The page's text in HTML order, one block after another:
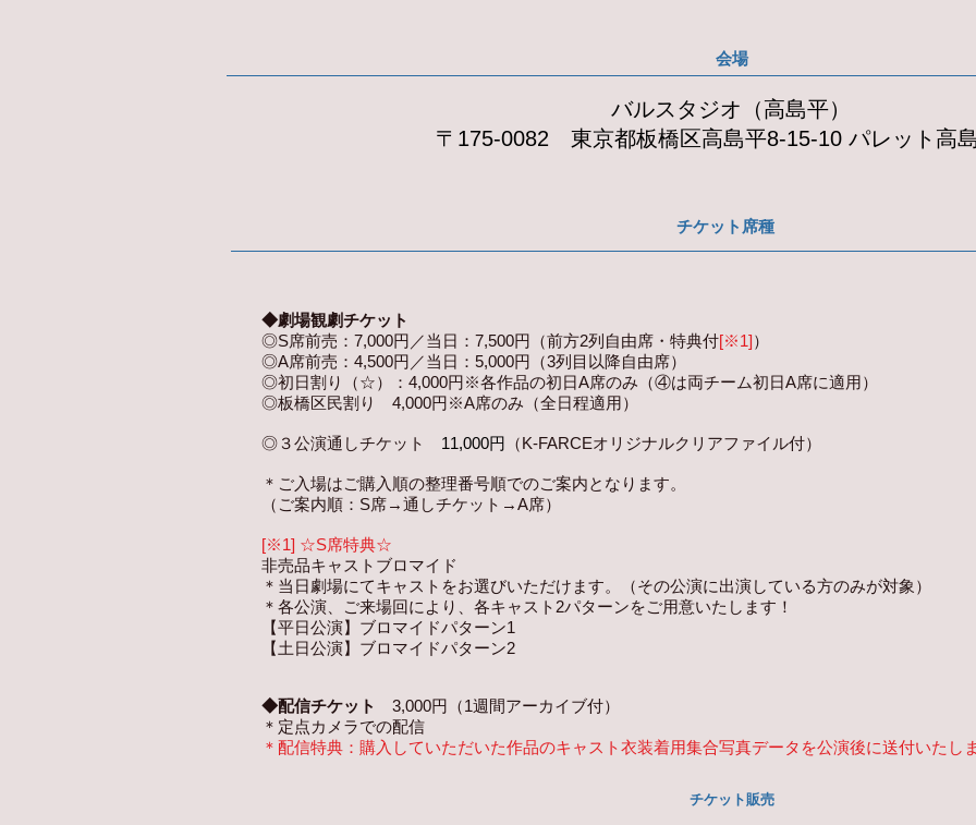
会場
バルスタジオ（高島平）
〒175-0082 東京都板橋区高島平8-15-10 パレット高
チケット席種
◆劇場観劇チケット
◎S席前売：7,000円／当日：7,500円（前方2列自由席・特典付[※1]）
◎A席前売：4,500円／当日：5,000円（3列目以降自由席）
◎初日割り（☆）：4,000円※各作品の初日A席のみ（④は両チーム初日A席に適用）
◎板橋区民割り 4,000円※A席のみ（全日程適用）
◎３公演通しチケット 11,000円 （K-FARCEオリジナルクリアファイル付）
＊ご入場はご購入順の整理番号順でのご案内となります。
（ご案内順：S席→通しチケット→A席）
[※1] ☆S席特典☆
非売品キャストブロマイド
＊当日劇場にてキャストをお選びいただけます。（その公演に出演している方のみが対象）
＊各公演、ご来場回により、各キャスト2パターンをご用意いたします！
【平日公演】ブロマイドパターン1
【土日公演】ブロマイドパターン2
◆配信チケット
3,000円（1週間アーカイブ付）
＊定点カメラでの配信
＊配信特典：購入していただいた作品のキャスト衣装着用集合写真データを公演後に送付いたし
​チケット販売